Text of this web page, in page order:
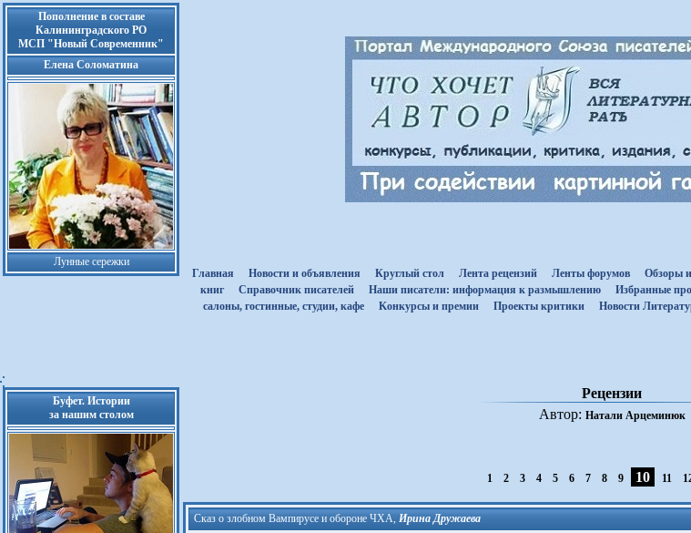
Пополнение в составе
Калининградского РО
МСП "Новый Современник"
Елена Соломатина
Лунные сережки
Главная
Новости и объявления Круглый стол Лента рецензий Ленты форумов Обзоры
книг
Cправочник писателей Наши писатели: информация к размышлению Избранные
салоны, гостинные, студии, кафе
Kонкурсы и премии Проекты критики Новости
Буфет. Истории
за нашим столом
Рецензии
Автор: Натали Арцеминюк
1
2 3 4 5 6 7 8 9 10 11
Сказ о злобном Вампирусе и обороне ЧХА, Ирина Дружаева